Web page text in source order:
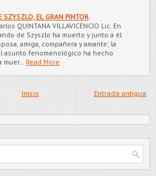
SZYSZLO, EL GRAN PINTOR
QUINTANA VILLAVICENCIO Lic. En
de Szyszlo ha muerto y junto a él
amiga, compañera y amante; la
asunto fenomenológico ha hecho
Read More
Entrada antigua
Inicio